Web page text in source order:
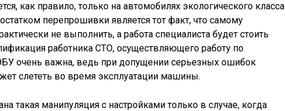
как правило, только на автомобилях экологического класса
перепрошивки является тот факт, что самому
не выполнить, а работа специалиста будет стоить
работника СТО, осуществляющего работу по
очень важна, ведь при допущении серьезных ошибок
слететь во время эксплуатации машины.
такая манипуляция с настройками только в случае, когда